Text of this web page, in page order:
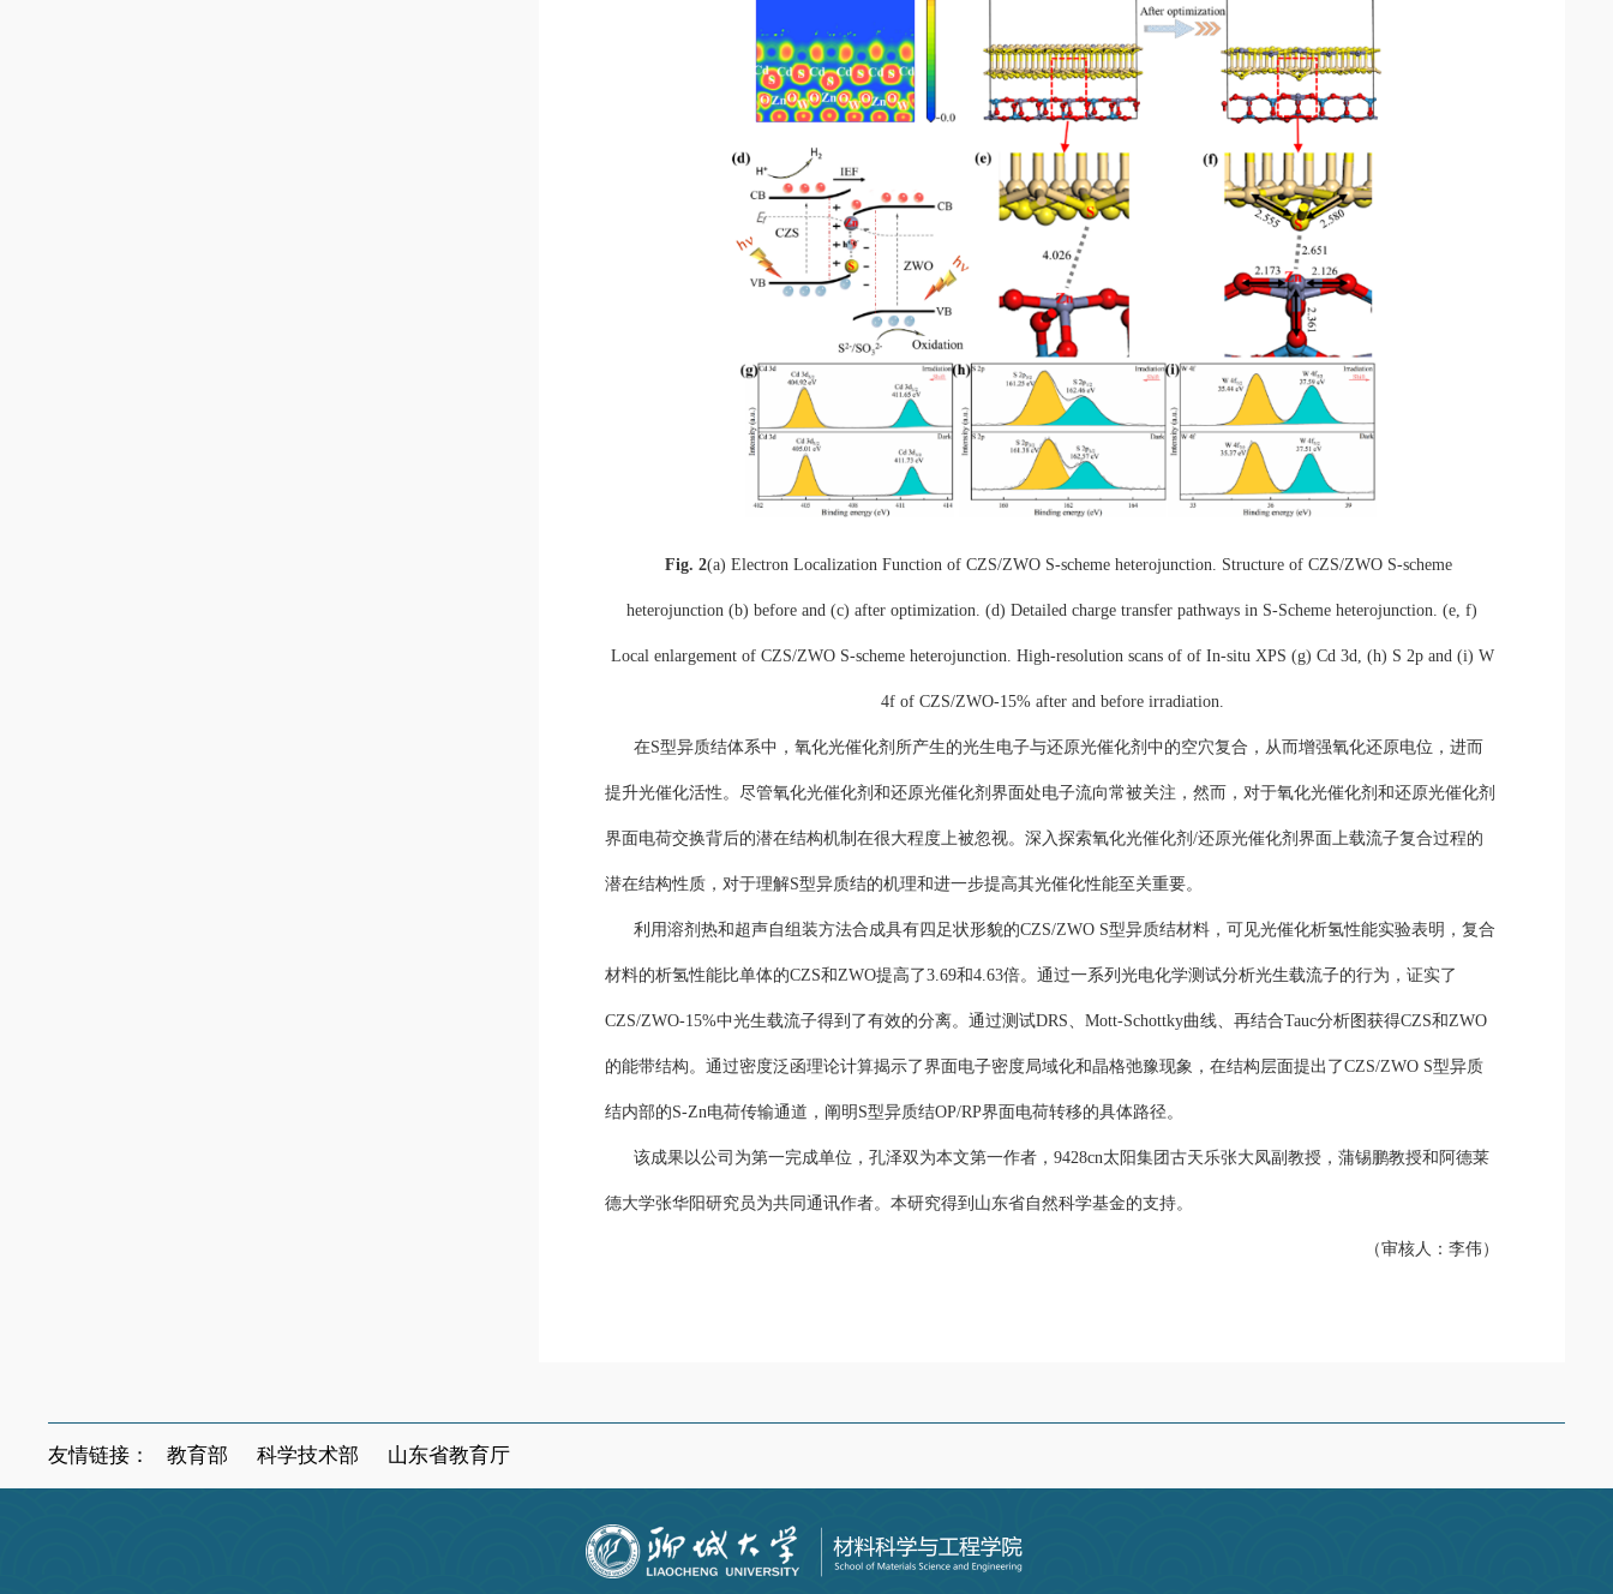
Fig. 2(a) Electron Localization Function of CZS/ZWO S-scheme heterojunction. Structure of CZS/ZWO S-scheme
heterojunction (b) before and (c) after optimization. (d) Detailed charge transfer pathways in S-Scheme heterojunction. (e, f)
Local enlargement of CZS/ZWO S-scheme heterojunction. High-resolution scans ofof In-situ XPS (g) Cd 3d, (h) S 2p and (i) W
4f of CZS/ZWO-15% after and before irradiation.
在S型异质结体系中，氧化光催化剂 所产生的光生电子与还原光催化剂中的空穴复合，从而增强氧化还原电位 ，进而
提升光催化活性。 尽管氧化光催化剂和还原光催化剂界面处电子流向常被关注 ，然而，对于氧化光催化剂和还原光催化剂
界面电荷交换背后的潜在结构机制在很大程度上被忽视。深入探索氧化光催化剂/还原光催化剂界面上载流子复合过程的
潜在结构性质，对于理解S型异质结的机理和进一步提高其光催化性能至关重要。
利用溶剂热和超声自组装方法合成具有四足状形貌的CZS/ZWO S型异质结材料 ，可见光催化析氢性能实验表明，复合
材料的析氢性能比单体的CZS和ZWO提高了3.69和4.63倍。通过一系列光电化学测试分析光生载流子的行为，证实了
CZS/ZWO-15%中光生载流子得到了有效的分离。通过测试DRS 、Mott-Schottky曲线、再结合Tauc分析图获得CZS和ZWO
的能带结构 。通过密度泛函理论计算揭示了界面电子密度局域化和晶格弛豫现象，在结构层面提出了CZS/ZWO S型异质
结内部的S-Zn电荷传输通道， 阐明 S型异质结OP/RP界面电荷转移的具体路径 。
该成果以公司为第一完成单位，孔泽双为本文第一作者，9428cn太阳集团古天乐张大凤副教授，蒲锡鹏教授和阿德莱
德大学张华阳研究员为共同通讯作者。本研究得到山东省自然科学基金的支持。
（审核人：李伟）
友情链接： 教育部 科学技术部 山东省教育厅